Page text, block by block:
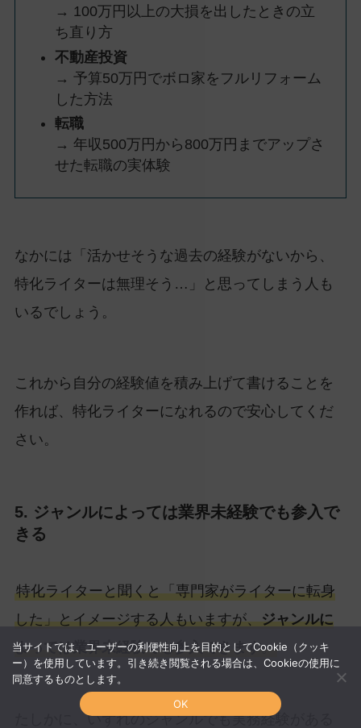
→ 100万円以上の大損を出したときの立
ち直り方
不動産投資
→ 予算50万円でボロ家をフルリフォーム
した方法
転職
→ 年収500万円から800万円までアップさ
せた転職の実体験
なかには「活かせそうな過去の経験がないから、
特化ライターは無理そう…」と思ってしまう人も
いるでしょう。
これから自分の経験値を積み上げて書けることを
作れば、特化ライターになれるので安心してくだ
さい。
5. ジャンルによっては業界未経験でも参入で
きる
特化ライターと聞くと「専門家がライターに転身
した」とイメージする人もいますが、ジャンルに
よっては業界未経験でも参入できます。
たしかに、いずれのジャンルでも実務経験がある
当サイトでは、ユーザーの利便性向上を目的としてCookie（クッキ
ー）を使用しています。引き続き閲覧される場合は、Cookieの使用に
同意するものとします。
OK